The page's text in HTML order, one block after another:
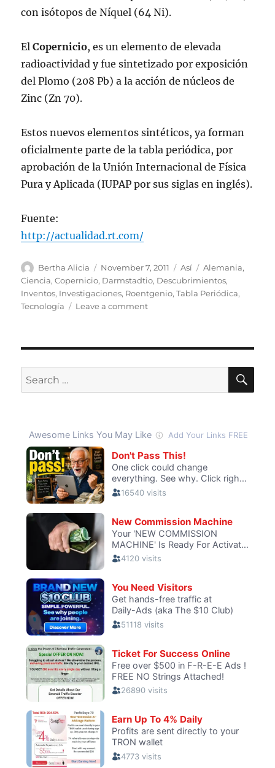
con isótopos de Níquel (64 Ni).
ElCopernicio, es un elemento de elevada
radioactividad y fue sintetizado por exposición
del Plomo (208 Pb) a la acción de núcleos de
Zinc (Zn 70).
Estos nuevos elementos sintéticos, ya forman
oficialmente parte de la tabla periódica, por
aprobación de la Unión Internacional de Física
Pura y Aplicada (IUPAP por sus siglas en inglés).
Fuente:
http://actualidad.rt.com/
Author
Bertha Alicia
Posted
on
November 7, 2011 Categories
Así Tags
Alemania,
Ciencia,Copernicio, Darmstadtio, Descubrimientos,
Inventos, Investigaciones, Roentgenio,Tabla Periódica,
Tecnología
Leave a commenton
para
tabla
Search
for: